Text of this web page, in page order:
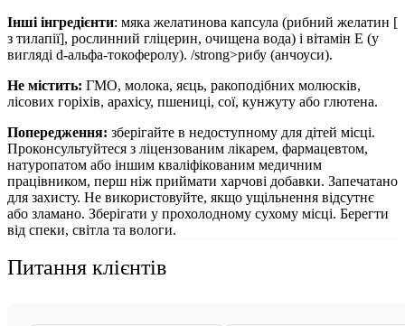
Інші інгредієнти: мяка желатинова капсула (рибний желатин [
з тилапії], рослинний гліцерин, очищена вода) і вітамін Е (у
вигляді d-альфа-токоферолу). /strong>рибу (анчоуси).
Не містить: ГМО, молока, яєць, ракоподібних молюсків,
лісових горіхів, арахісу, пшениці, сої, кунжуту або глютена.
Попередження: зберігайте в недоступному для дітей місці.
Проконсультуйтеся з ліцензованим лікарем, фармацевтом,
натуропатом або іншим кваліфікованим медичним
працівником, перш ніж приймати харчові добавки. Запечатано
для захисту. Не використовуйте, якщо ущільнення відсутнє
або зламано. Зберігати у прохолодному сухому місці. Берегти
від спеки, світла та вологи.
Питання клієнтів